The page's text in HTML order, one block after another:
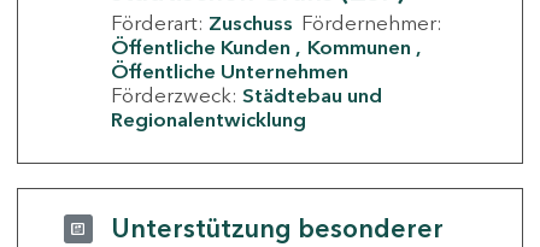
Förderart: Zuschuss Fördernehmer:
Öffentliche Kunden
Kommunen
Öffentliche Unternehmen
Förderzweck: Städtebau und
Regionalentwicklung
Unterstützung besonderer